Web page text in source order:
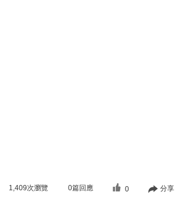
1,409次瀏覽 0篇回應 0 分享